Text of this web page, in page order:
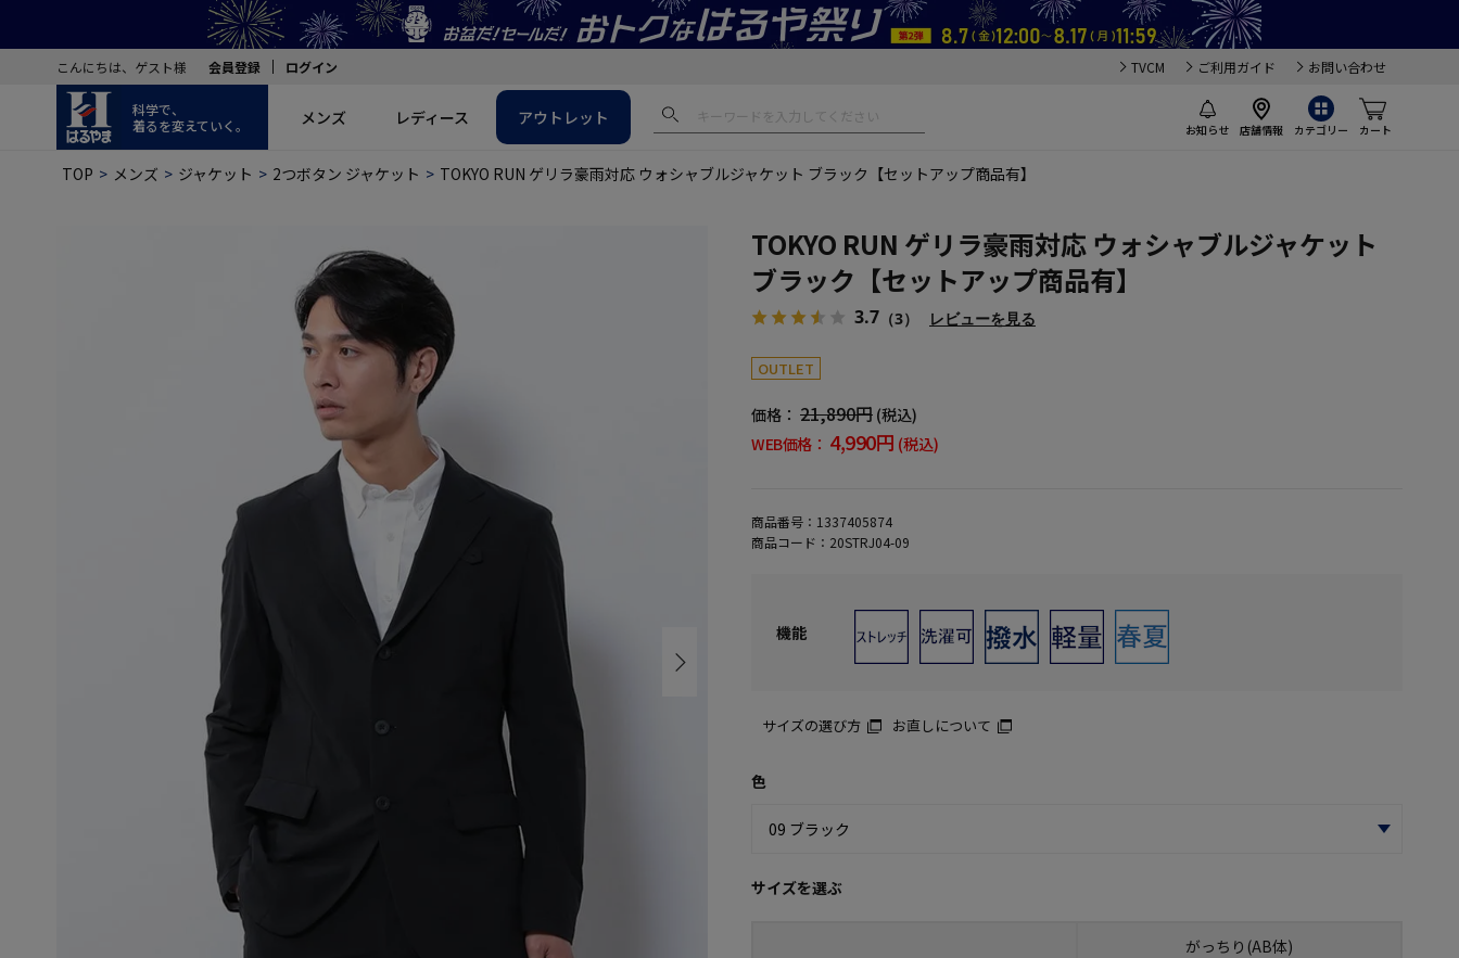
こんにちは、ゲスト様 会員登録 ログイン TVCM ご利用ガイド お問い合わせ
科学で、
着るを変えていく。
お知らせ 店舗情報 カテゴリー カート
メンズ レディース アウトレット
TOP メンズ ジャケット 2つボタン ジャケット TOKYO RUN ゲリラ豪雨対応 ウォシャブルジャケット ブラック【セットアップ商品有】
TOKYO RUN ゲリラ豪雨対応 ウォシャブルジャケット
ブラック【セットアップ商品有】
3.7 （3） レビューを見る
OUTLET
価格： 21,890円 (税込)
WEB価格： 4,990円 (税込)
商品番号： 1337405874
商品コード： 20STRJ04-09
機能
サイズの選び方 お直しについて
色
サイズを選ぶ
がっちり(AB体)